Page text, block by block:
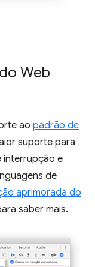
Web
ao padrão de
suporte para
interrupção e
de
aprimorada do
saber mais.